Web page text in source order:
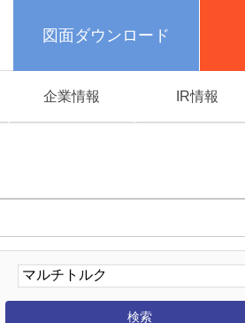
図面ダウンロード
企業情報 IR情報